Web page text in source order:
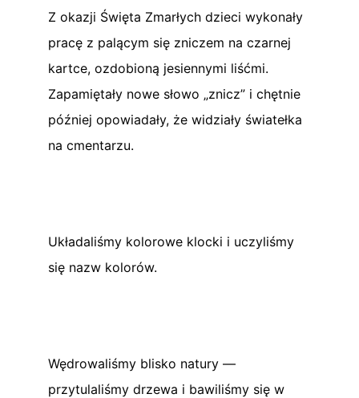
Z okazji Święta Zmarłych dzieci wykonały
pracę z palącym się zniczem na czarnej
kartce, ozdobioną jesiennymi liśćmi.
Zapamiętały nowe słowo „znicz” i chętnie
później opowiadały, że widziały światełka
na cmentarzu.
Układaliśmy kolorowe klocki i uczyliśmy
się nazw kolorów.
Wędrowaliśmy blisko natury —
przytulaliśmy drzewa i bawiliśmy się w